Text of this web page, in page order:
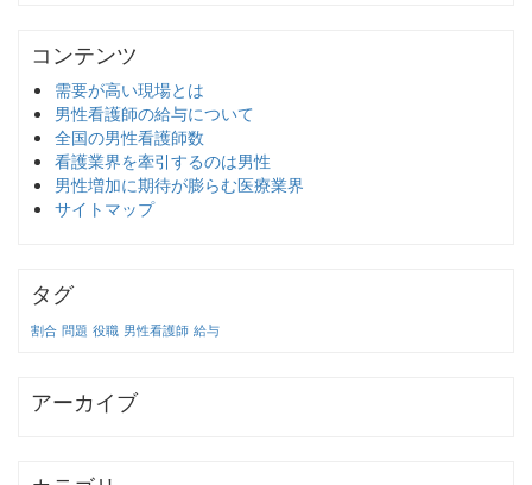
コンテンツ
需要が高い現場とは
男性看護師の給与について
全国の男性看護師数
看護業界を牽引するのは男性
男性増加に期待が膨らむ医療業界
サイトマップ
タグ
割合 問題 役職 男性看護師 給与
アーカイブ